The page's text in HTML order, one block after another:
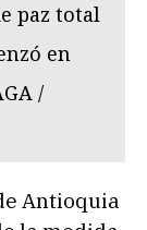
paz total
en
/
Antioquia